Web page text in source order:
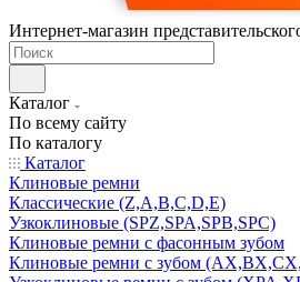
Интернет-магазин
Каталог
По всему сайту
По каталогу
Каталог
Клиновые ремни
Классические (Z,A,B,C,D,E)
Узкоклиновые (SPZ,SPA,SPB,SPC)
Клиновые ремни с фасонным зубом
Клиновые ремни с зубом